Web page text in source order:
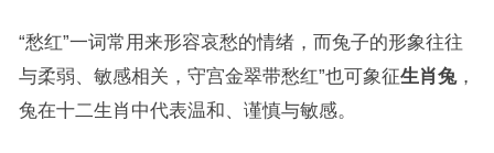
“愁红”一词常用来形容哀愁的情绪，而兔子的形象往往
与柔弱、敏感相关，守宫金翠带愁红”也可象征生肖兔
兔在十二生肖中代表温和、谨慎与敏感。